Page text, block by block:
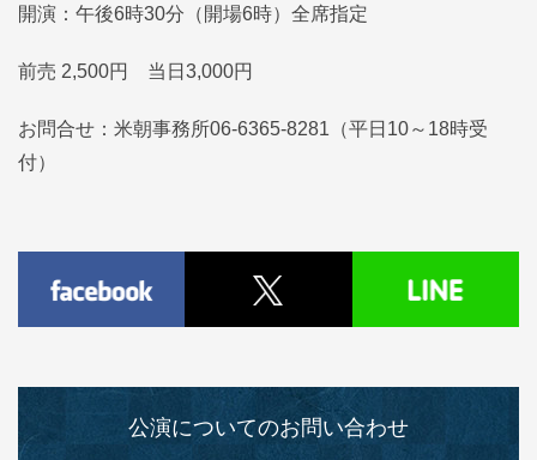
開演：午後6時30分（開場6時）全席指定
前売 2,500円 当日3,000円
お問合せ：米朝事務所06-6365-8281（平日10～18時受
付）
公演についてのお問い合わせ